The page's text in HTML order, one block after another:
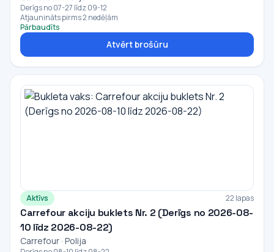
Derīgs no 07-27 līdz 09-12
Atjaunināts pirms 2 nedēļām
Pārbaudīts
Atvērt brošūru
Aktīvs 22 lapas
Carrefour akciju buklets Nr. 2 (Derīgs no 2026-08-
10 līdz 2026-08-22)
Carrefour · Polija